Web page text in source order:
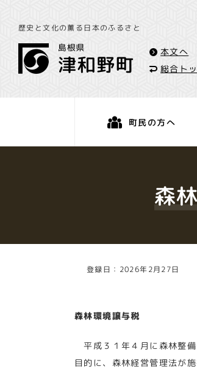
歴史と文化の薫る日本のふるさと
本文へ
総合ト
町民の方へ
森
登録日：2026年2月27日
森林環境譲与税
平成３１年４月に森林整
目的に、森林経営管理法が